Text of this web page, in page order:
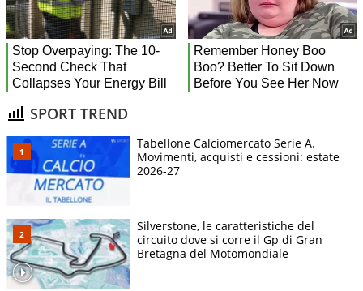
SPORT TREND
Tabellone Calciomercato Serie A.
Movimenti, acquisti e cessioni: estate
2026-27
Silverstone, le caratteristiche del
circuito dove si corre il Gp di Gran
Bretagna del Motomondiale